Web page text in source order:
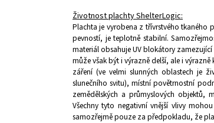
Životnost plachty ShelterLogic:
Plachta je vyrobena z třívrstvého
pevností, je teplotně stabilní.
materiál obsahuje UV blokátory
může však být i výrazně delší, ale i
záření (ve velmi slunných oblastech je
slunečního svitu), místní povětrnostní
zemědělských a průmyslových objektů,
Všechny tyto negativní vnější vlivy
samozřejmě pouze za předpokladu, že